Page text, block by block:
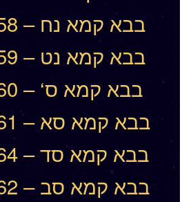
Bava Kamma 58 – בבא קמא נח
Bava Kamma 59 – בבא קמא נט
Bava Kamma 60 – ‘בבא קמא ס
Bava Kamma 61 – בבא קמא סא
Bava Kamma 64 – בבא קמא סד
Bava Kamma 62 – בבא קמא סב